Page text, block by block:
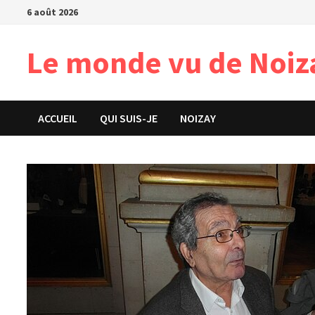
Passer6 août 2026
Le monde vu de
ACCUEIL QUI SUIS-JE NOIZAY